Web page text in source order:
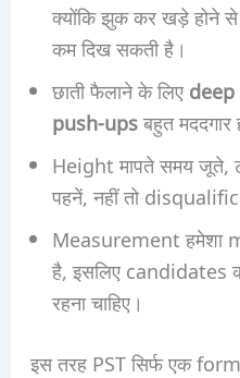
क्योंकि झुक कर खड़े होने
कम दिख सकती है।
छाती फैलाने के लिए
push-upsबहुत मददगार
Height मापते समय जूते,
पहनें, नहीं तो
Measurement हमेशा
है, इसलिए
रहना चाहिए।
इस तरह PST सिर्फ एक